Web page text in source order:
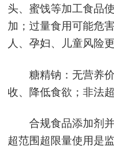
头、蜜饯等加工食品
加；过量食用可能危
人、孕妇、儿童风险更
糖精钠：无营养价
收、降低食欲；非法
合规食品添加剂并
超范围超限量使用是